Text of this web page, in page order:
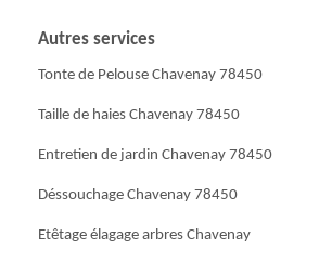
Autres services
Tonte de Pelouse Chavenay 78450
Taille de haies Chavenay 78450
Entretien de jardin Chavenay 78450
Déssouchage Chavenay 78450
Etêtage élagage arbres Chavenay